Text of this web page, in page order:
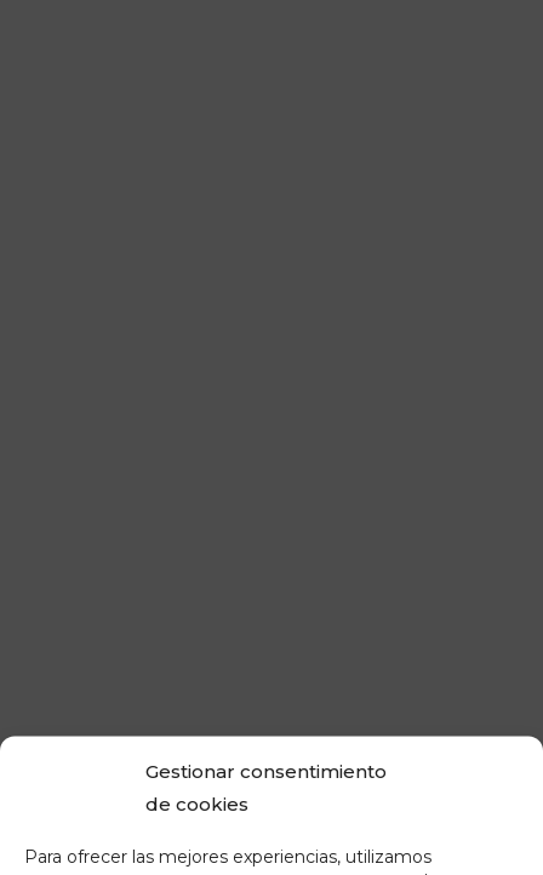
Gestionar consentimiento
de cookies
Para ofrecer las mejores experiencias, utilizamos